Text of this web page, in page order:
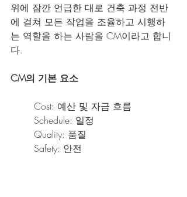
위에 잠깐 언급한 대로 건축 과정 전반
에 걸쳐 모든 작업을 조율하고 시행하
는 역할을 하는 사람을 CM이라고 합니
다.
CM의 기본 요소
Cost: 예산 및 자금 흐름
Schedule: 일정
Quality: 품질
Safety: 안전